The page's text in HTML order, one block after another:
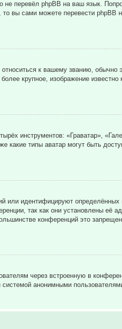
перевёл phpBB на ваш язык.
то вы сами можете перевести
к вашему званию, обычно
крупное, изображение
инструментов: «Граватар»,
какие типы аватар могут быть
идентифицируют определённых
так как они установлены её
конференций это
через встроенную в
системой анонимными